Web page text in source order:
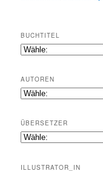
BUCHTITEL
AUTOREN
ÜBERSETZER
ILLUSTRATOR_IN